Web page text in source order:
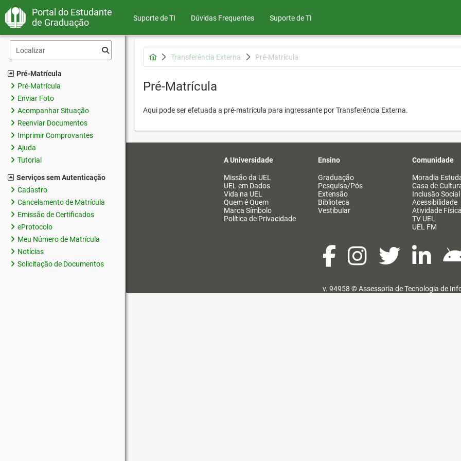
Portal do Estudante
de Graduação
Suporte de TI Dúvidas Frequentes Suporte de TI
Pré-Matrícula
Pré-Matrícula
Enviar Foto
Acompanhar Situação
Reenviar Documentos
Imprimir Comprovantes
Ajuda
Tutorial
Serviços sem Autenticação
Cadastro
Cancelamento de Matrícula
Emissão de Certificados
eProtocolo
Meu Número de Matrícula
Notícias
Solicitação de Documentos
Transferência Externa Pré-Matrícula
Pré-Matrícula
Aqui pode ser efetuada a pré-matrícula para ingressante por Transferência Externa.
A Universidade
Missão da UEL
UEL em Dados
Vida na UEL
Quem é Quem
Marca Símbolo
Política de Privacidade
Ensino
Graduação
Pesquisa/Pós
Extensão
Biblioteca
Vestibular
Comunidade
Moradia
Casa de
Inclusão Social
Acessibilidade
Atividade Física
TV UEL
UEL FM
v. 94958 ©Assessoria de Tecnologia de